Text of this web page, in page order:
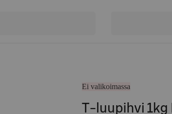
Ei valikoimassa
T-luupihvi